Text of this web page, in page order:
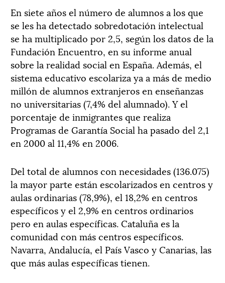
En siete años el número de alumnos a los que
se les ha detectado sobredotación intelectual
se ha multiplicado por 2,5, según los datos de la
Fundación Encuentro, en su informe anual
sobre la realidad social en España. Además, el
sistema educativo escolariza ya a más de medio
millón de alumnos extranjeros en enseñanzas
no universitarias (7,4% del alumnado). Y el
porcentaje de inmigrantes que realiza
Programas de Garantía Social ha pasado del 2,1
en 2000 al 11,4% en 2006.
Del total de alumnos con necesidades (136.075)
la mayor parte están escolarizados en centros y
aulas ordinarias (78,9%), el 18,2% en centros
específicos y el 2,9% en centros ordinarios
pero en aulas específicas. Cataluña es la
comunidad con más centros específicos.
Navarra, Andalucía, el País Vasco y Canarias, las
que más aulas específicas tienen.